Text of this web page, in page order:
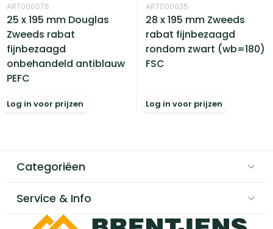
ART000076
25 x 195 mm Douglas
Zweeds rabat
fijnbezaagd
onbehandeld antiblauw
PEFC
Log in voor prijzen
ART000635
28 x 195 mm Zweeds
rabat fijnbezaagd
rondom zwart (wb=180)
FSC
Log in voor prijzen
Categoriëen
Service & Info